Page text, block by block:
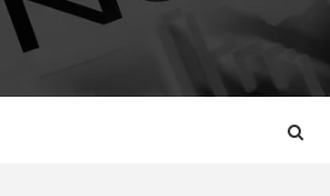
DECISIONES